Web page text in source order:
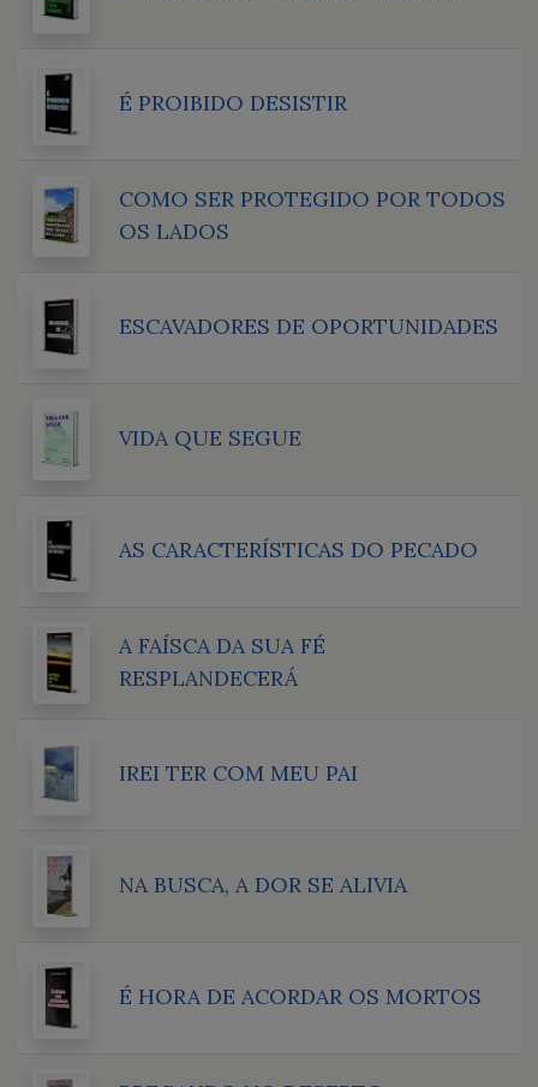
É PROIBIDO DESISTIR
COMO SER PROTEGIDO POR TODOS
OS LADOS
ESCAVADORES DE OPORTUNIDADES
VIDA QUE SEGUE
AS CARACTERÍSTICAS DO PECADO
A FAÍSCA DA SUA FÉ
RESPLANDECERÁ
IREI TER COM MEU PAI
NA BUSCA, A DOR SE ALIVIA
É HORA DE ACORDAR OS MORTOS